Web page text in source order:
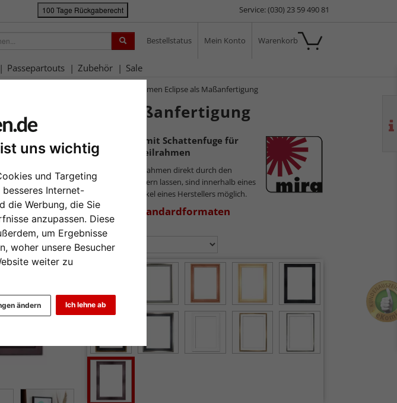
uns wichtig
und Targeting
besseres Internet-
die Werbung, die Sie
anzupassen. Diese
um Ergebnisse
woher unsere Besucher
weiter zu
Ich lehne ab
ändern
100 Tage Rückgaberecht Service: (030) 23 59 490 81
Bestellstatus Mein Konto Warenkorb
Passepartouts Zubehör Sale
Schattenfugenrahmen Eclipse als Maßanfertigung
Eclipse als Maßanfertigung
Weiter
Holzrahmen mit Schattenfuge für
bespannte Keilrahmen
Da wir die Bilderrahmen direkt durch den
Hersteller ausliefern lassen, sind innerhalb eines
Auftrags nur Artikel eines Herstellers möglich.
zu den Standardformaten
Farbe wählen: